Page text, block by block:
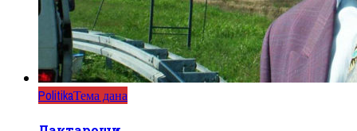
PolitikaТема дана